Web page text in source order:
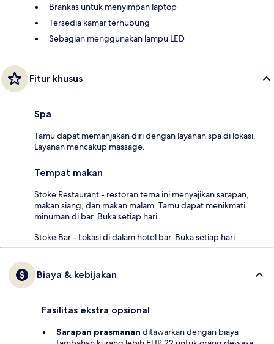
Brankas untuk menyimpan laptop
Tersedia kamar terhubung
Sebagian menggunakan lampu LED
Fitur khusus
Spa
Tamu dapat memanjakan diri dengan layanan spa di lokasi.
Layanan mencakup massage.
Tempat makan
Stoke Restaurant - restoran tema ini menyajikan sarapan,
makan siang, dan makan malam. Tamu dapat menikmati
minuman di bar. Buka setiap hari
Stoke Bar - Lokasi di dalam hotel bar. Buka setiap hari
Biaya & kebijakan
Fasilitas ekstra opsional
Sarapan prasmanan ditawarkan dengan biaya